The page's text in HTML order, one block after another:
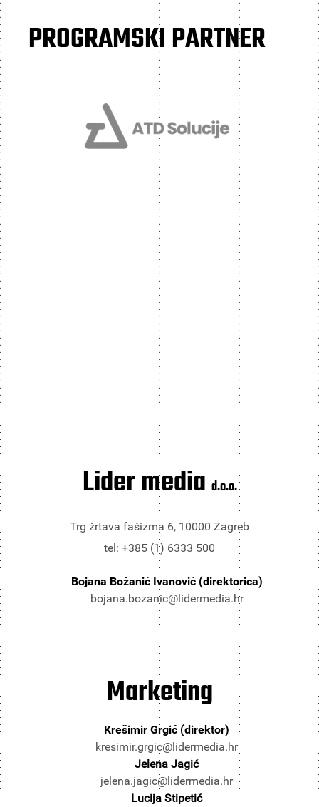
PROGRAMSKI PARTNER
Lider media d.o.o.
Trg žrtava fašizma 6, 10000 Zagreb
tel: +385 (1) 6333 500
Bojana Božanić Ivanović (direktorica)
bojana.bozanic@lidermedia.hr
Marketing
Krešimir Grgić (direktor)
kresimir.grgic@lidermedia.hr
Jelena Jagić
jelena.jagic@lidermedia.hr
Lucija Stipetić